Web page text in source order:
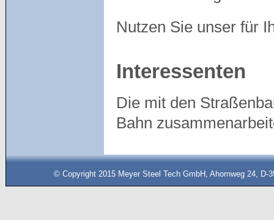
Nutzen Sie unser für
Interessenten
Die mit den
Bahn
© Copyright 2015 Meyer Steel Tech GmbH, Ahornweg 24, D-